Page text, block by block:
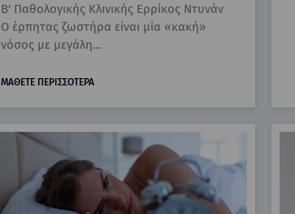
Β' Παθολογικής Κλινικής Ερρίκος Ντυνάν
Ο έρπητας ζωστήρα είναι μία «κακή»
νόσος με μεγάλη…
ΜΑΘΕΤΕ ΠΕΡΙΣΣΟΤΕΡΑ